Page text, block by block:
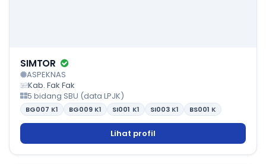
SIMTOR
ASPEKNAS
Kab. Fak Fak
5 bidang SBU (data LPJK)
BG007 K1 BG009 K1 SI001 K1 SI003 K1 BS001 K
Lihat profil